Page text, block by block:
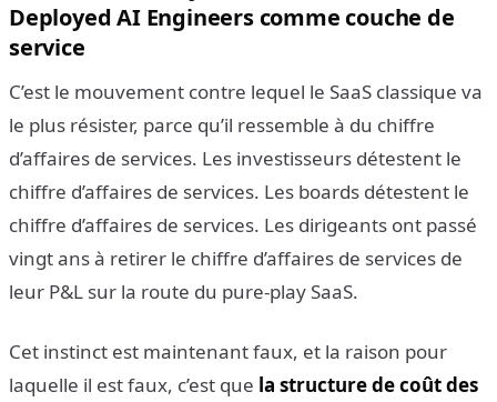
Deployed AI Engineers comme couche de
service
C’est le mouvement contre lequel le SaaS classique va
le plus résister, parce qu’il ressemble à du chiffre
d’affaires de services. Les investisseurs détestent le
chiffre d’affaires de services. Les boards détestent le
chiffre d’affaires de services. Les dirigeants ont passé
vingt ans à retirer le chiffre d’affaires de services de
leur P&L sur la route du pure-play SaaS.
Cet instinct est maintenant faux, et la raison pour
laquelle il est faux, c’est que la structure de coût des